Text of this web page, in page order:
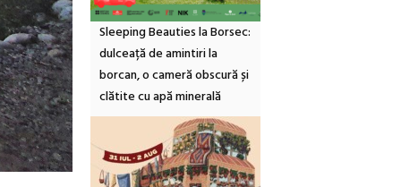
Sleeping Beauties la Borsec:
dulceață de amintiri la
borcan, o cameră obscură și
clătite cu apă minerală